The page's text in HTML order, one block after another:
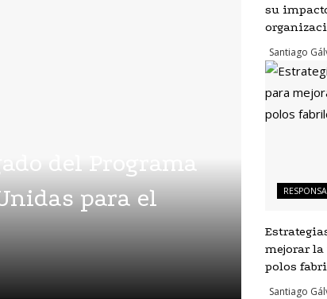
del Programa
para el
su
Santiago
mejorar
polos
Santiago